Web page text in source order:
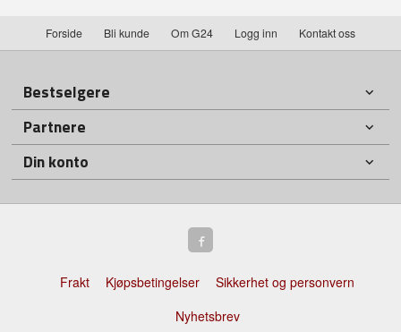
Forside Bli kunde Om G24 Logg inn Kontakt oss
Bestselgere
Partnere
Din konto
Frakt Kjøpsbetingelser
Sikkerhet og personvern
Nyhetsbrev